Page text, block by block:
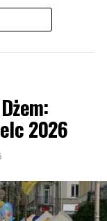
2026